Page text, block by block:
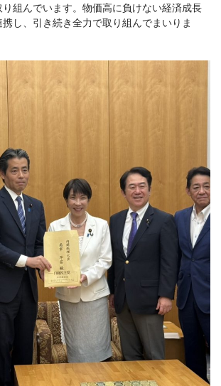
組んでいます。物価高に負けない経済成長
し、引き続き全力で取り組んでまいりま